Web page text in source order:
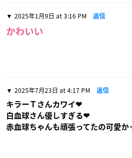
2025年1月9日 at 3:16 PM 返信
かわいい
2025年7月23日 at 4:17 PM 返信
キラーＴさんカワイ❤
白血球さん優しすぎる❤
赤血球ちゃんも頑張ってたの可愛